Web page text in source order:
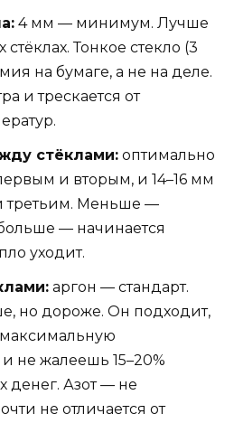
4 мм — минимум. Лучше
Тонкое стекло (3
на бумаге, а не на деле.
и трескается от
стёклами: оптимально
и вторым, и 14–16 мм
третьим. Меньше —
— начинается
уходит.
аргон — стандарт.
но дороже. Он подходит,
не жалеешь 15–20%
денег. Азот — не
не отличается от